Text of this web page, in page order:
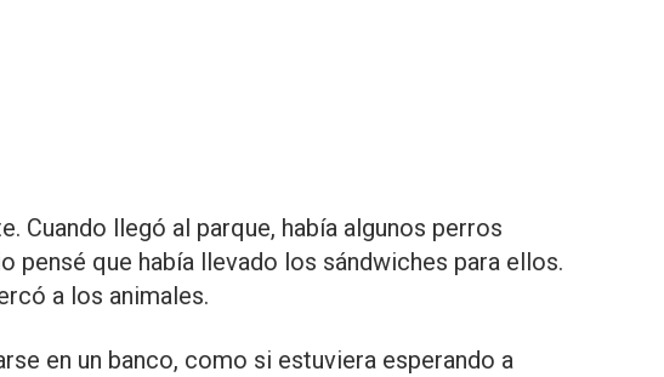
Cuando llegó al parque, había algunos perros
pensé que había llevado los sándwiches para ellos.
a los animales.
en un banco, como si estuviera esperando a